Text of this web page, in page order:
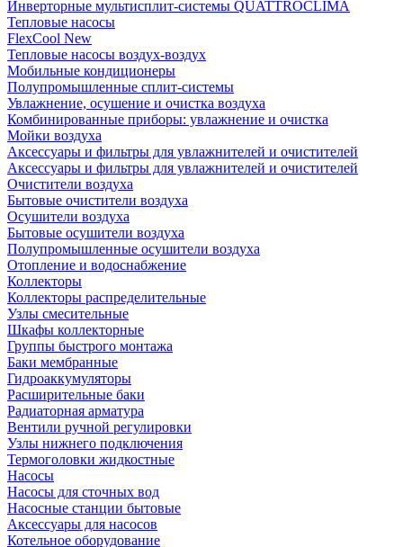
Инверторные мультисплит-системы QUATTROCLIMA
Тепловые насосы
FlexCool New
Тепловые насосы воздух-воздух
Мобильные кондиционеры
Полупромышленные сплит-системы
Увлажнение, осушение и очистка воздуха
Комбинированные приборы: увлажнение и очистка
Мойки воздуха
Аксессуары и фильтры для увлажнителей и очистителей
Аксессуары и фильтры для увлажнителей и очистителей
Очистители воздуха
Бытовые очистители воздуха
Осушители воздуха
Бытовые осушители воздуха
Полупромышленные осушители воздуха
Отопление и водоснабжение
Коллекторы
Коллекторы распределительные
Узлы смесительные
Шкафы коллекторные
Группы быстрого монтажа
Баки мембранные
Гидроаккумуляторы
Расширительные баки
Радиаторная арматура
Вентили ручной регулировки
Узлы нижнего подключения
Термоголовки жидкостные
Насосы
Насосы для сточных вод
Насосные станции бытовые
Аксессуары для насосов
Котельное оборудование